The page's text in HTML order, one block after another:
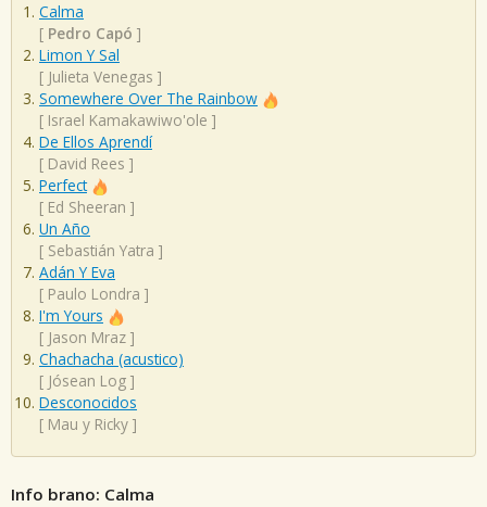
Calma
[ Pedro Capó ]
Limon Y Sal
[ Julieta Venegas ]
Somewhere Over The Rainbow
[ Israel Kamakawiwo'ole ]
De Ellos Aprendí
[ David Rees ]
Perfect
[ Ed Sheeran ]
Un Año
[ Sebastián Yatra ]
Adán Y Eva
[ Paulo Londra ]
I'm Yours
[ Jason Mraz ]
Chachacha (acustico)
[ Jósean Log ]
Desconocidos
[ Mau y Ricky ]
Info brano: Calma